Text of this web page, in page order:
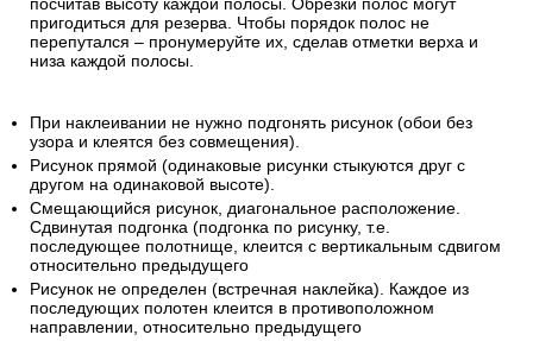
Для расчетов используйте значения высоты потолка и
периметр стен помещения. Для удобства можно сразу
нарезать все полотнища для помещения, предварительно
посчитав высоту каждой полосы. Обрезки полос могут
низа каждой полосы.
При наклеивании не нужно подгонять рисунок (обои без
узора и клеятся без совмещения).
Рисунок прямой (одинаковые рисунки стыкуются друг с
другом на одинаковой высоте).
Смещающийся рисунок, диагональное расположение.
Сдвинутая подгонка (подгонка по рисунку, т.е.
последующее полотнище, клеится с вертикальным сдвигом
относительно предыдущего